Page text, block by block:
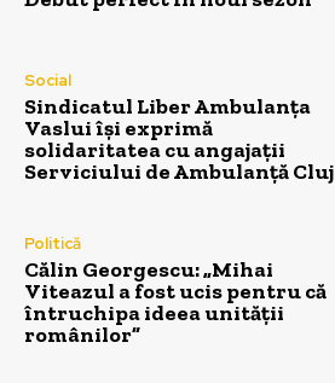
Social
Sindicatul Liber Ambulanța
Vaslui își exprimă
solidaritatea cu angajații
Serviciului de Ambulanță Cluj
Politică
Călin Georgescu: „Mihai
Viteazul a fost ucis pentru că
întruchipa ideea unității
românilor”